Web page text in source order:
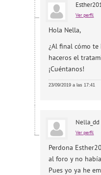
Ver perfil
Hola Nella,
¿Al final cómo te
haceros el
¡Cuéntanos!
23/09/2019 a las 17:41
Nella_dd
Ver perfil
Perdona
al foro y no
Pues yo ya he